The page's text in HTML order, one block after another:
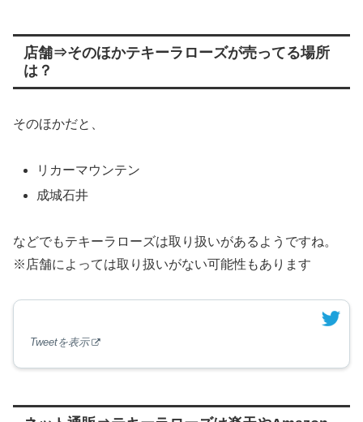
店舗⇒そのほかテキーラローズが売ってる場所
は？
そのほかだと、
リカーマウンテン
成城石井
などでもテキーラローズは取り扱いがあるようですね。
※店舗によっては取り扱いがない可能性もあります
Tweetを表示